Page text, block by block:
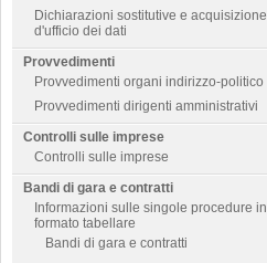
Dichiarazioni sostitutive e acquisizione
d'ufficio dei dati
Provvedimenti
Provvedimenti organi indirizzo-politico
Provvedimenti dirigenti amministrativi
Controlli sulle imprese
Controlli sulle imprese
Bandi di gara e contratti
Informazioni sulle singole procedure in
formato tabellare
Bandi di gara e contratti